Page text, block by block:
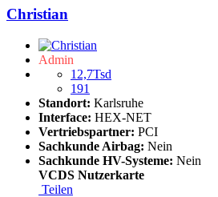
Christian
Admin
12,7Tsd
191
Standort: Karlsruhe
Interface: HEX-NET
Vertriebspartner: PCI
Sachkunde Airbag: Nein
Sachkunde HV-Systeme: Nein
VCDS Nutzerkarte
Teilen